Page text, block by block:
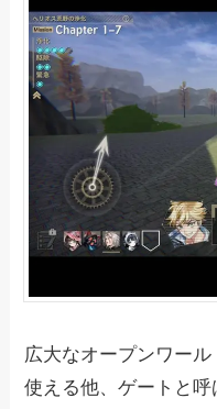
広大なオープンワー
使える他、ゲートと